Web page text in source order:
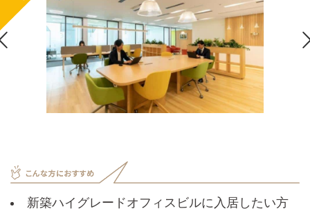
新築ハイグレードオフィスビルに入居したい方